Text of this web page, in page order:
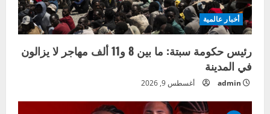
أخبار عالمية
رئيس حكومة سبتة: ما بين 8 و11 ألف مهاجر لا يزالون
في المدينة
admin أغسطس 9, 2026